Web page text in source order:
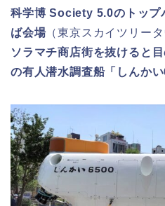
科学博 Society 5.0のトップ
ば会場（東京スカイツリー
ソラマチ商店街を抜けると
の有人潜水調査船「しんかい